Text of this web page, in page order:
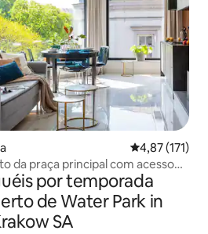
4,87 de uma
4,87 (171)
da praça principal com acesso
por temporada
de Water Park in
SA